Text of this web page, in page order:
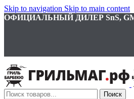
Skip to navigation Skip to main content
ОФИЦИАЛЬНЫЙ ДИЛЕР SnS,
Поиск